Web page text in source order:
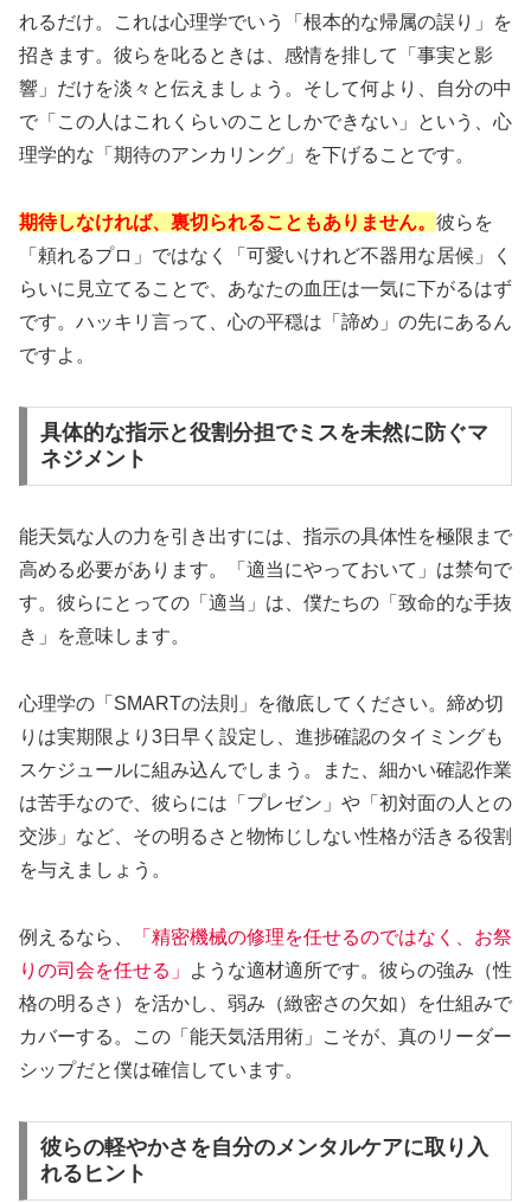
れるだけ。これは心理学でいう「 根本的な帰属の誤り 」を
招きます。彼らを叱るときは、感情を排して「事実と影
響」だけを淡々と伝えましょう。そして何より、自分の中
で「この人はこれくらいのことしかできない」という、心
理学的な「 期待のアンカリング 」を下げることです。
期待しなければ、裏切られることもありません。 彼らを
「頼れるプロ」ではなく「可愛いけれど不器用な居候」く
らいに見立てることで、あなたの血圧は一気に下がるはず
です。ハッキリ言って、心の平穏は「諦め」の先にあるん
ですよ。
具体的な指示と役割分担でミスを未然に防ぐマ
ネジメント
能天気な人の力を引き出すには、指示の具体性を極限まで
高める必要があります。「適当にやっておいて」は禁句で
す。彼らにとっての「適当」は、僕たちの「致命的な手抜
き」を意味します。
心理学の「 SMARTの法則 」を徹底してください。締め切
りは実期限より3日早く設定し、進捗確認のタイミングも
スケジュールに組み込んでしまう。また、細かい確認作業
は苦手なので、彼らには「プレゼン」や「初対面の人との
交渉」など、その明るさと物怖じしない性格が活きる役割
を与えましょう。
例えるなら、
「精密機械の修理を任せるのではなく、お祭
りの司会を任せる」
ような適材適所です。彼らの強み（性
格の明るさ）を活かし、弱み（緻密さの欠如）を仕組みで
カバーする。この「能天気活用術」こそが、真のリーダー
シップだと僕は確信しています。
彼らの軽やかさを自分のメンタルケアに取り入
れるヒント